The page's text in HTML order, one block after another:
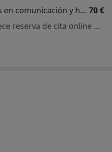
Estrategias terapéuticas en comunicación y habilidades sociales 70 €
Este especialista no ofrece reserva de cita online en esta dirección.